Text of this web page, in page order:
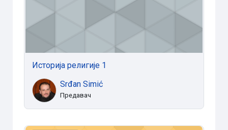
Историја религије 1
Srđan Simić
Предавач